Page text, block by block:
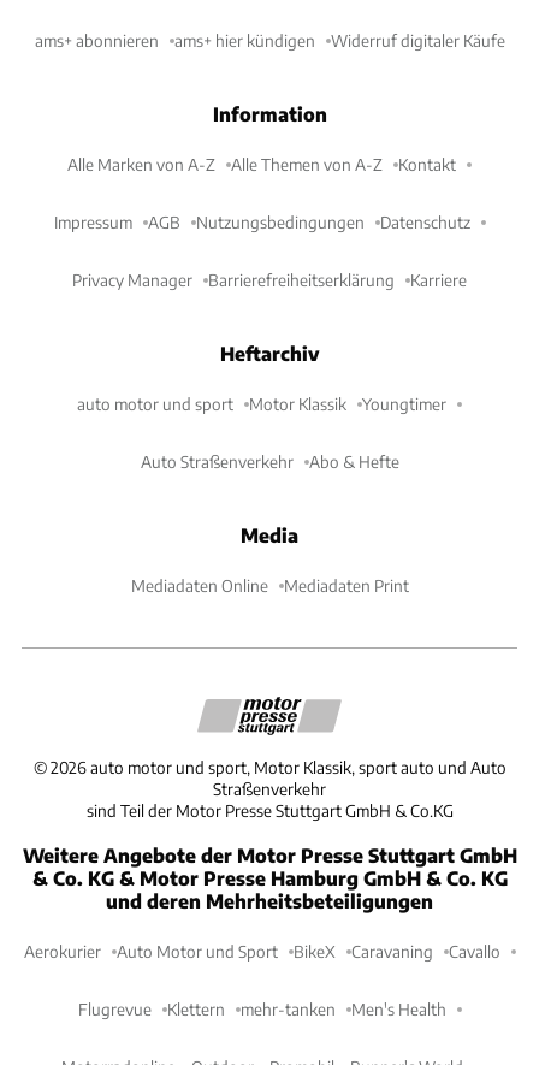
ams+ abonnieren ams+ hier kündigen Widerruf digitaler Käufe
Information
Alle Marken von A-Z Alle Themen von A-Z Kontakt
Impressum AGB Nutzungsbedingungen Datenschutz
Privacy Manager Barrierefreiheitserklärung Karriere
Heftarchiv
auto motor und sport Motor Klassik Youngtimer
Auto Straßenverkehr Abo & Hefte
Media
Mediadaten Online Mediadaten Print
©2026 auto motor und sport, Motor Klassik, sport auto und Auto
Straßenverkehr
sind Teil der Motor Presse Stuttgart GmbH & Co.KG
Weitere Angebote der Motor Presse Stuttgart GmbH
& Co. KG & Motor Presse Hamburg GmbH & Co. KG
und deren Mehrheitsbeteiligungen
Aerokurier Auto Motor und Sport BikeX Caravaning Cavallo
Flugrevue Klettern mehr-tanken Men's Health